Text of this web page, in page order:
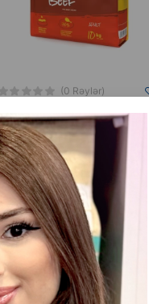
(0 Rəylər)
Çəki Qiymət
Кq (çəki ilə)
7.50
18 kg 132.00
Josera JosiDog Regular quru yemi
bir az artırılmış enerji tələbatı olan
itlər üçün, quş əti dadı ilə.
-8.33%